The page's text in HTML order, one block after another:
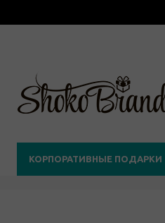
КОРПОРАТИВНЫЕ ПОДАРКИ